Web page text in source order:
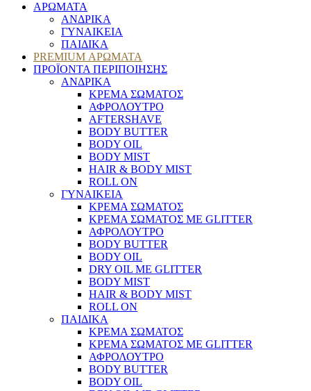
ΑΡΩΜΑΤΑ
ΑΝΔΡΙΚΑ
ΓΥΝΑΙΚΕΙΑ
ΠΑΙΔΙΚΑ
PREMIUM ΑΡΩΜΑΤΑ
ΠΡΟΪΟΝΤΑ ΠΕΡΙΠΟΙΗΣΗΣ
ΑΝΔΡΙΚΑ
ΚΡΕΜΑ ΣΩΜΑΤΟΣ
ΑΦΡΟΛΟΥΤΡΟ
AFTERSHAVE
BODY BUTTER
BODY OIL
BODY MIST
HAIR & BODY MIST
ROLL ON
ΓΥΝΑΙΚΕΙΑ
ΚΡΕΜΑ ΣΩΜΑΤΟΣ
ΚΡΕΜΑ ΣΩΜΑΤΟΣ ΜΕ GLITTER
ΑΦΡΟΛΟΥΤΡΟ
BODY BUTTER
BODY OIL
DRY OIL ΜΕ GLITTER
BODY MIST
HAIR & BODY MIST
ROLL ON
ΠΑΙΔΙΚΑ
ΚΡΕΜΑ ΣΩΜΑΤΟΣ
ΚΡΕΜΑ ΣΩΜΑΤΟΣ ΜΕ GLITTER
ΑΦΡΟΛΟΥΤΡΟ
BODY BUTTER
BODY OIL